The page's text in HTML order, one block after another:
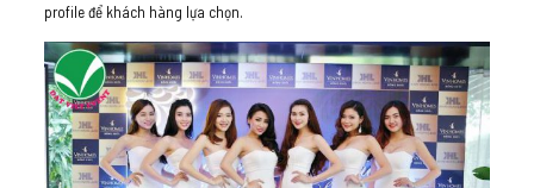
profile để khách hàng lựa chọn.